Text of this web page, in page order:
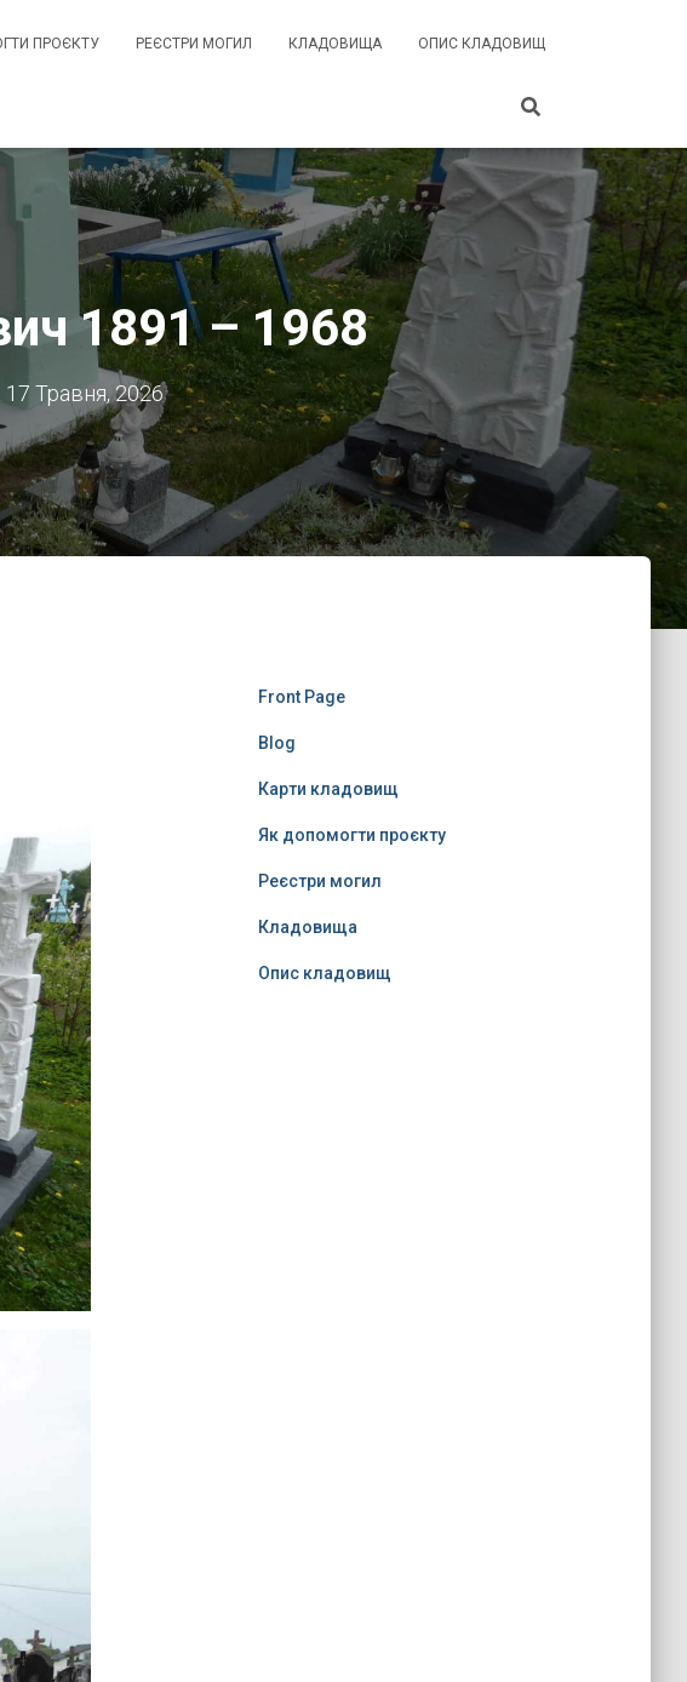
ПРОЄКТУ РЕЄСТРИ МОГИЛ КЛАДОВИЩА ОПИС КЛАДОВИЩ
1891 – 1968
17 Травня, 2026
Front Page
Blog
Карти кладовищ
Як допомогти проєкту
Реєстри могил
Кладовища
Опис кладовищ